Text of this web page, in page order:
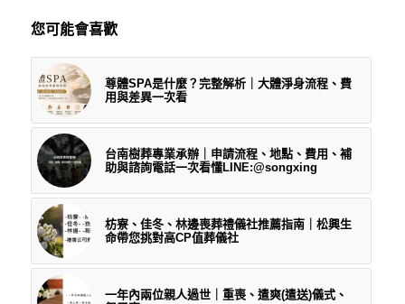
您可能會喜歡
尊體SPA是什麼？完整解析｜大體淨身流程、費
用與差異一次看
台南樹葬專業承辦｜申請流程、地點、費用、補
助與諮詢電話一次看懂LINE:@songxing
枋寮、佳冬、林邊喪葬禮儀社推薦指南｜松興生
命帶您挑對高CP值葬儀社
一年內兩位親人過世｜重喪、遣爽(遣送)儀式、